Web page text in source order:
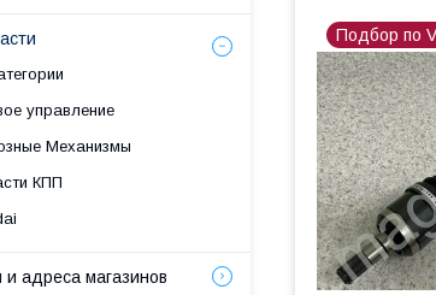
Подбор по
управление
Механизмы
КПП
и адреса магазинов